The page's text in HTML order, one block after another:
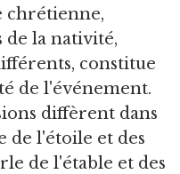
chrétienne,
de la nativité,
constitue
de l'événement.
diffèrent dans
de l'étoile et des
de l'étable et des